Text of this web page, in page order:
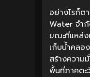
อย่างไรก็ต
Water จำ
ขณะที่แหล่ง
เก็บน้ำคลอ
สร้างความ
พื้นที่ภาคตะ